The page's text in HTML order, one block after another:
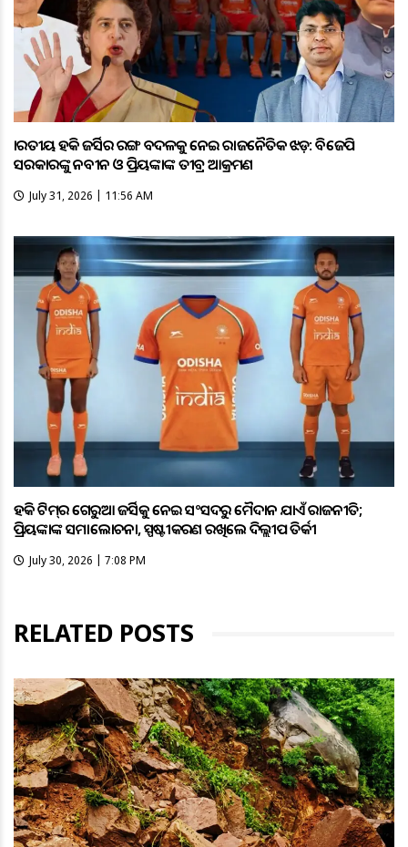
ଭାରତୀୟ ହକି ଜର୍ସିର ରଙ୍ଗ ବଦଳକୁ ନେଇ ରାଜନୈତିକ ଝଡ଼: ବିଜେପି
ସରକାରଙ୍କୁ ନବୀନ ଓ ପ୍ରିୟଙ୍କାଙ୍କ ତୀବ୍ର ଆକ୍ରମଣ
July 31, 2026 | 11:56 AM
ହକି ଟିମ୍‌ର ଗେରୁଆ ଜର୍ସିକୁ ନେଇ ସଂସଦରୁ ମୈଦାନ ଯାଏଁ ରାଜନୀତି;
ପ୍ରିୟଙ୍କାଙ୍କ ସମାଲୋଚନା, ସ୍ପଷ୍ଟୀକରଣ ରଖିଲେ ଦିଲ୍ଲୀପ ତିର୍କୀ
July 30, 2026 | 7:08 PM
RELATED POSTS